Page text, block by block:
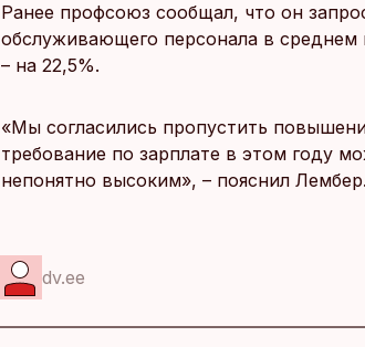
Ранее профсоюз сообщал, что он
обслуживающего персонала в среднем
– на 22,5%.
«Мы согласились пропустить
требование по зарплате в этом году
непонятно высоким», – пояснил Лембер.
dv.ee